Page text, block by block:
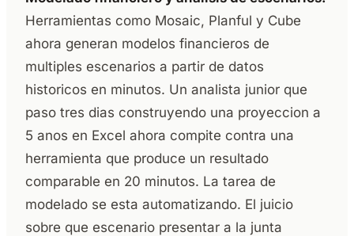
Herramientas como Mosaic, Planful y Cube
ahora generan modelos financieros de
multiples escenarios a partir de datos
historicos en minutos. Un analista junior que
paso tres dias construyendo una proyeccion a
5 anos en Excel ahora compite contra una
herramienta que produce un resultado
comparable en 20 minutos. La tarea de
modelado se esta automatizando. El juicio
sobre que escenario presentar a la junta